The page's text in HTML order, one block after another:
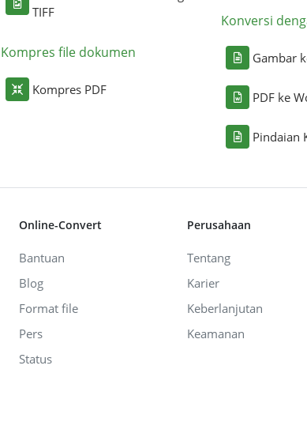
TIFF
Kompres file dokumen
Kompres PDF
Konversi
Gambar
PDF ke
Pindaian
Online-Convert
Bantuan
Blog
Format file
Pers
Status
Perusahaan
Tentang
Karier
Keberlanjutan
Keamanan